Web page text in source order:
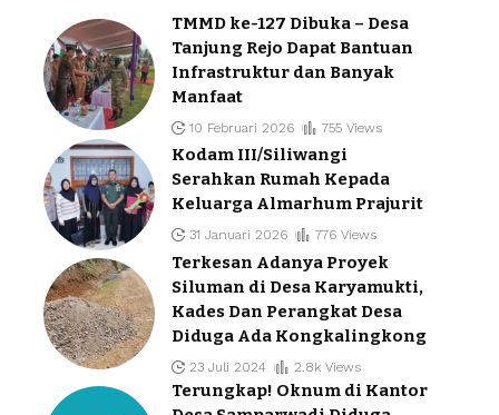
TMMD ke-127 Dibuka – Desa
Tanjung Rejo Dapat Bantuan
Infrastruktur dan Banyak
Manfaat
10 Februari 2026 755 Views
Kodam III/Siliwangi
Serahkan Rumah Kepada
Keluarga Almarhum Prajurit
31 Januari 2026 776 Views
Terkesan Adanya Proyek
Siluman di Desa Karyamukti,
Kades Dan Perangkat Desa
Diduga Ada Kongkalingkong
23 Juli 2024 2.8k Views
Terungkap! Oknum di Kantor